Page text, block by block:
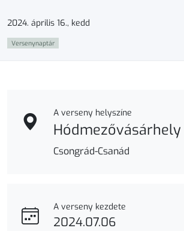
2024. április 16., kedd
Versenynaptár
A verseny helyszíne
Hódmezővásárhely
Csongrád-Csanád
A verseny kezdete
2024.07.06